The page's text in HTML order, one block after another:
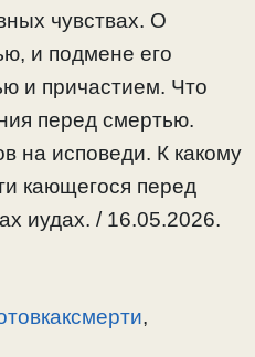
чувствах. О
и подмене его
и причастием. Что
перед смертью.
на исповеди. К какому
кающегося перед
иудах. / 16.05.2026.
,